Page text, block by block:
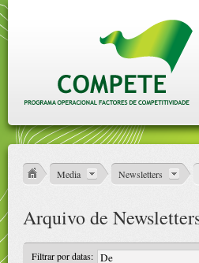
Media
Newsletters
Arquivo de
Filtrar por datas: